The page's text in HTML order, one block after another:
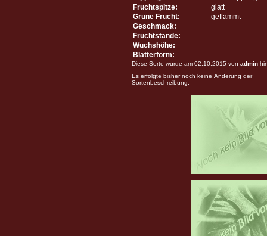
Fruchtspitze:
glatt
Grüne Frucht:
geflammt
Geschmack:
Fruchtstände:
Wuchshöhe:
Blätterform:
Diese Sorte wurde am 02.10.2015 von admin
Es erfolgte bisher noch keine Änderung der
Sortenbeschreibung.